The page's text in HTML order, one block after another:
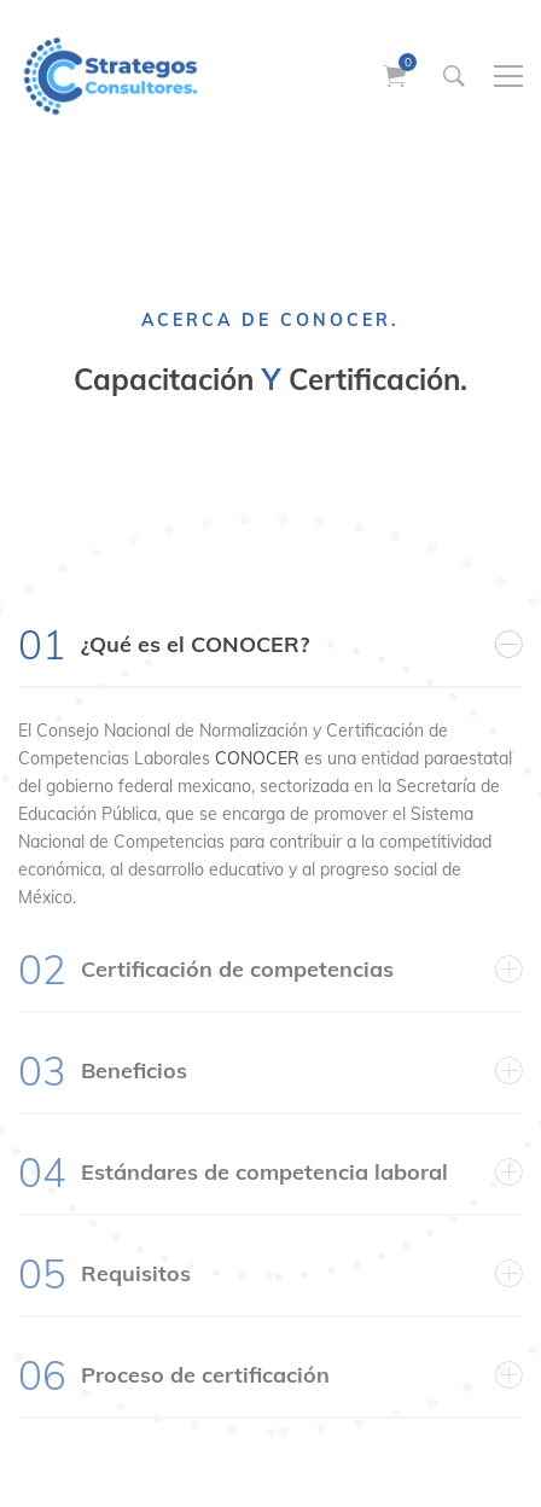
ACERCA DE CONOCER.
CapacitaciónYCertificación.
01 ¿Qué es el CONOCER?
El Consejo Nacional de Normalización y Certificación de
Competencias Laborales CONOCER es una entidad paraestatal
del gobierno federal mexicano, sectorizada en la Secretaría de
Educación Pública, que se encarga de promover el Sistema
Nacional de Competencias para contribuir a la competitividad
económica, al desarrollo educativo y al progreso social de
México.
02 Certificación de competencias
03 Beneficios
04 Estándares de competencia laboral
05 Requisitos
06 Proceso de certificación